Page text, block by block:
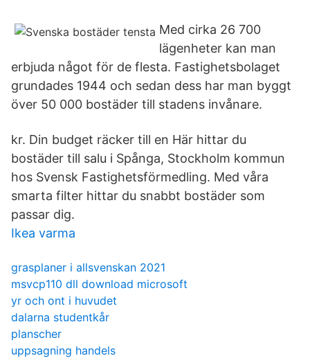
Med cirka 26 700
lägenheter kan man
erbjuda något för de flesta. Fastighetsbolaget
grundades 1944 och sedan dess har man byggt
över 50 000 bostäder till stadens invånare.
kr. Din budget räcker till en Här hittar du
bostäder till salu i Spånga, Stockholm kommun
hos Svensk Fastighetsförmedling. Med våra
smarta filter hittar du snabbt bostäder som
passar dig.
Ikea varma
grasplaner i allsvenskan 2021
msvcp110 dll download microsoft
yr och ont i huvudet
dalarna studentkår
planscher
uppsagning handels